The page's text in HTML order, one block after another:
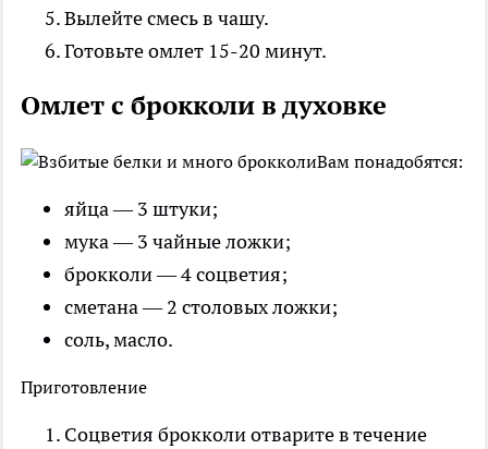
Вылейте смесь в чашу.
Готовьте омлет 15-20 минут.
Омлет с брокколи в духовке
Вам понадобятся:
яйца — 3 штуки;
мука — 3 чайные ложки;
брокколи — 4 соцветия;
сметана — 2 столовых ложки;
соль, масло.
Приготовление
Соцветия брокколи отварите в течение